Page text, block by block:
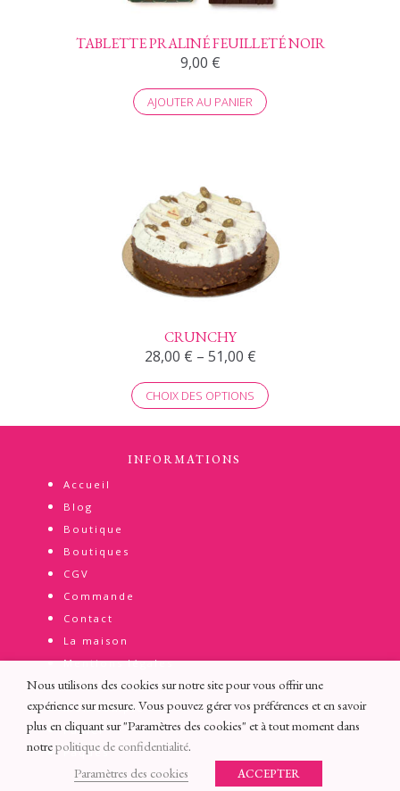
TABLETTE PRALINÉ FEUILLETÉ NOIR
9,00 €
AJOUTER AU PANIER
CRUNCHY
28,00 € – 51,00 €
CHOIX DES OPTIONS
INFORMATIONS
Accueil
Blog
Boutique
Boutiques
CGV
Commande
Contact
La maison
Mentions légales
Modalités de livraison
Mon compte
Panier
Pâques
Nous utilisons des cookies sur notre site pour vous offrir une
expérience sur mesure. Vous pouvez gérer vos préférences et en savoir
plus en cliquant sur "Paramètres des cookies" et à tout moment dans
notrepolitique de confidentialité.
Paramètres des cookies
ACCEPTER